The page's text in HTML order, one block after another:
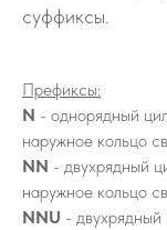
суффиксы.
Префиксы:
N - однорядный
наружное кольцо
NN - двухрядный
наружное кольцо
NNU -